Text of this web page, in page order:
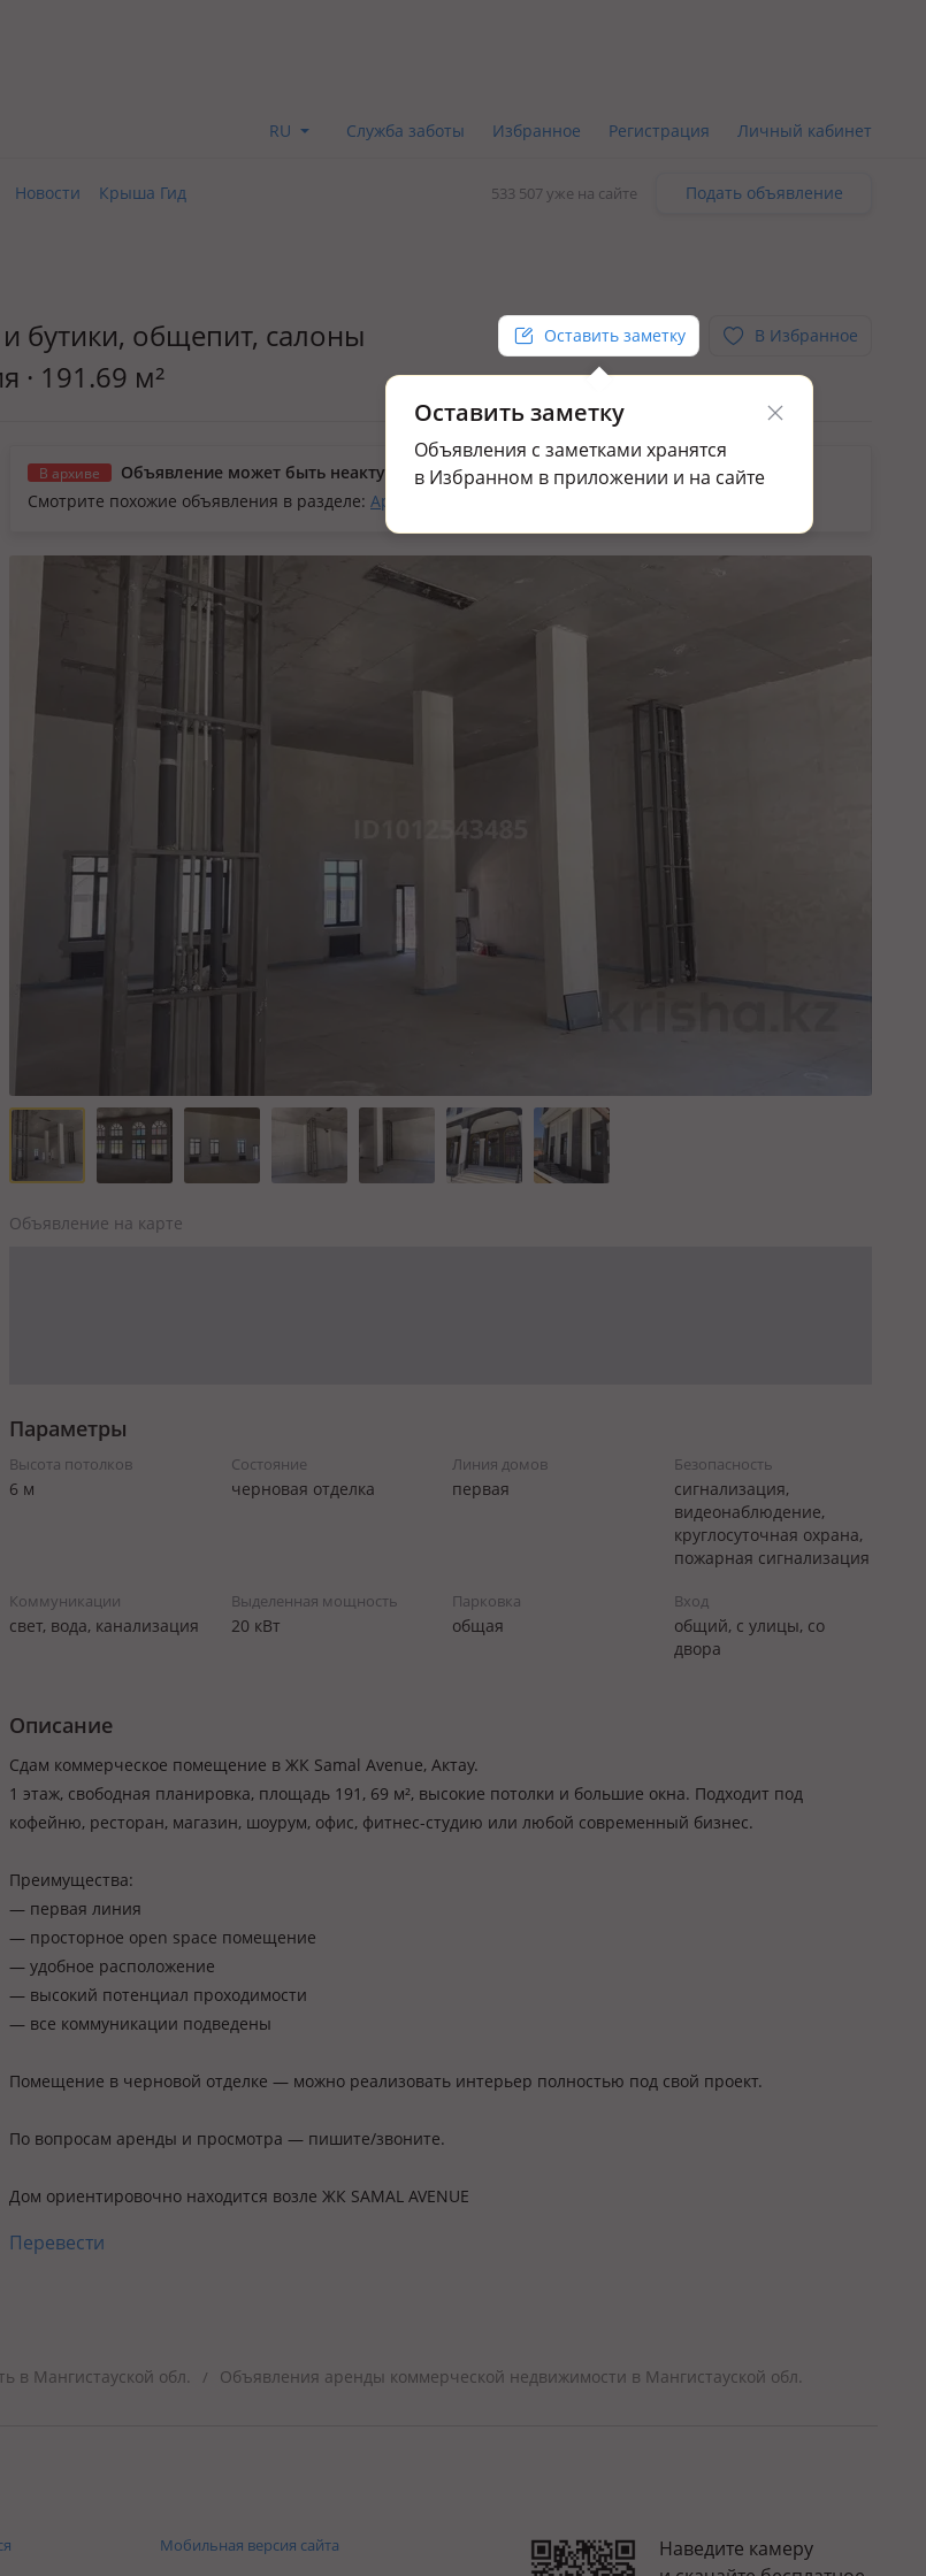
RU Служба заботы Избранное Регистрация Личный кабинет
Новости Крыша Гид 533 507 уже на сайте Подать объявление
бутики, общепит, салоны
· 191.69 м²
Оставить заметку
Оставить заметку
Объявления с заметками хранятся
в Избранном в приложении и на сайте
В Избранное
В архиве
Объявление может быть неактуальным.
Смотрите похожие объявления в разделе: Аренда коммерческой недвижимости в мкр "Самал 2"
Объявление на карте
Параметры
Высота потолков
6 м
Состояние
черновая отделка
Линия домов
первая
Безопасность
сигнализация,
видеонаблюдение,
круглосуточная охрана,
пожарная сигнализация
Коммуникации
свет, вода, канализация
Выделенная мощность
20 кВт
Парковка
общая
Вход
общий, с улицы, со
двора
Описание
Сдам коммерческое помещение в ЖК Samal Avenue, Актау.
1 этаж, свободная планировка, площадь 191, 69 м², высокие потолки и большие окна. Подходит под
кофейню, ресторан, магазин, шоурум, офис, фитнес-студию или любой современный бизнес.
Преимущества:
— первая линия
— просторное open space помещение
— удобное расположение
— высокий потенциал проходимости
— все коммуникации подведены
Помещение в черновой отделке — можно реализовать интерьер полностью под свой проект.
По вопросам аренды и просмотра — пишите/звоните.
Дом ориентировочно находится возле ЖК SAMAL AVENUE
Перевести
в Мангистауской обл. / Объявления аренды коммерческой недвижимости в Мангистауской обл.
Мобильная версия сайта
Наведите камеру